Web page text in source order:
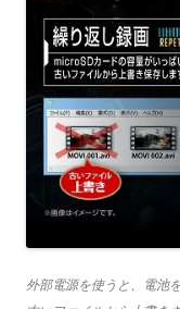
外部電源を使うと、電池